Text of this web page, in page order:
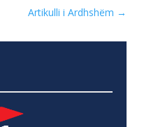
Artikulli i Ardhshëm →